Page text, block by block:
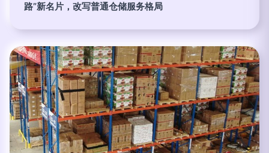
路”新名片，改写普通仓储服务格局